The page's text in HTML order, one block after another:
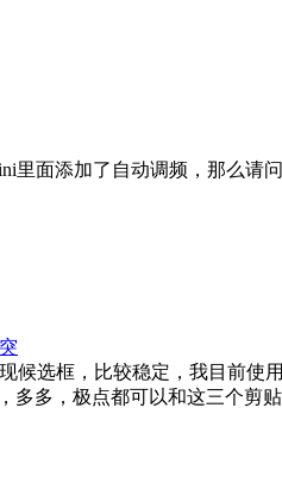
里面添加了自动调频，那么请
候选框，比较稳定，我目前使
多多，极点都可以和这三个剪